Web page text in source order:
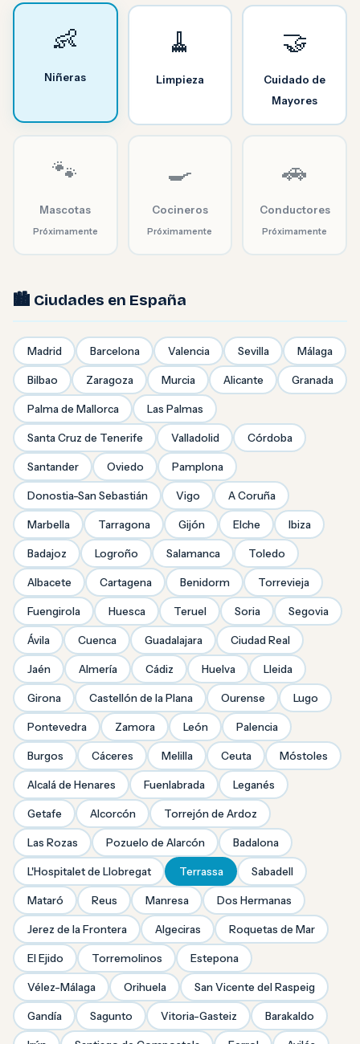
👶
Niñeras
🧹
Limpieza
🤝
Cuidado de
Mayores
🐾
Mascotas
Próximamente
🍳
Cocineros
Próximamente
🚗
Conductores
Próximamente
🏙️ Ciudades en España
Madrid Barcelona Valencia Sevilla Málaga
Bilbao Zaragoza Murcia Alicante Granada
Palma de Mallorca Las Palmas
Santa Cruz de Tenerife Valladolid Córdoba
Santander Oviedo Pamplona
Donostia-San Sebastián Vigo A Coruña
Marbella Tarragona Gijón Elche Ibiza
Badajoz Logroño Salamanca Toledo
Albacete Cartagena Benidorm Torrevieja
Fuengirola Huesca Teruel Soria Segovia
Ávila Cuenca Guadalajara Ciudad Real
Jaén Almería Cádiz Huelva Lleida
Girona Castellón de la Plana Ourense Lugo
Pontevedra Zamora León Palencia
Burgos Cáceres Melilla Ceuta Móstoles
Alcalá de Henares Fuenlabrada Leganés
Getafe Alcorcón Torrejón de Ardoz
Las Rozas Pozuelo de Alarcón Badalona
L'Hospitalet de Llobregat Terrassa Sabadell
Mataró Reus Manresa Dos Hermanas
Jerez de la Frontera Algeciras Roquetas de Mar
El Ejido Torremolinos Estepona
Vélez-Málaga Orihuela San Vicente del Raspeig
Gandía Sagunto Vitoria-Gasteiz Barakaldo